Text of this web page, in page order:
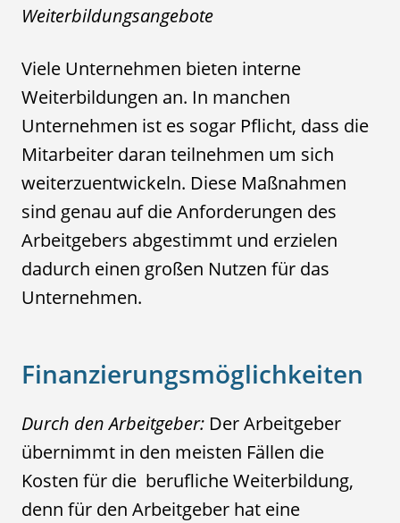
Weiterbildungsangebote
Viele Unternehmen bieten interne
Weiterbildungen an. In manchen
Unternehmen ist es sogar Pflicht, dass die
Mitarbeiter daran teilnehmen um sich
weiterzuentwickeln. Diese Maßnahmen
sind genau auf die Anforderungen des
Arbeitgebers abgestimmt und erzielen
dadurch einen großen Nutzen für das
Unternehmen.
Finanzierungsmöglichkeiten
Durch den Arbeitgeber: Der Arbeitgeber
übernimmt in den meisten Fällen die
Kosten für die berufliche Weiterbildung,
denn für den Arbeitgeber hat eine